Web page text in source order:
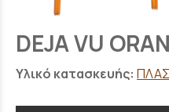
DEJA VU
Υλικό κατασκευής: